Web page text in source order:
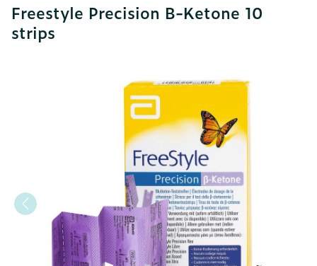
Freestyle Precision B-Ketone 10
strips